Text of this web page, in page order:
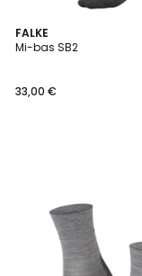
FALKE
Mi-bas SB2
33,00 €